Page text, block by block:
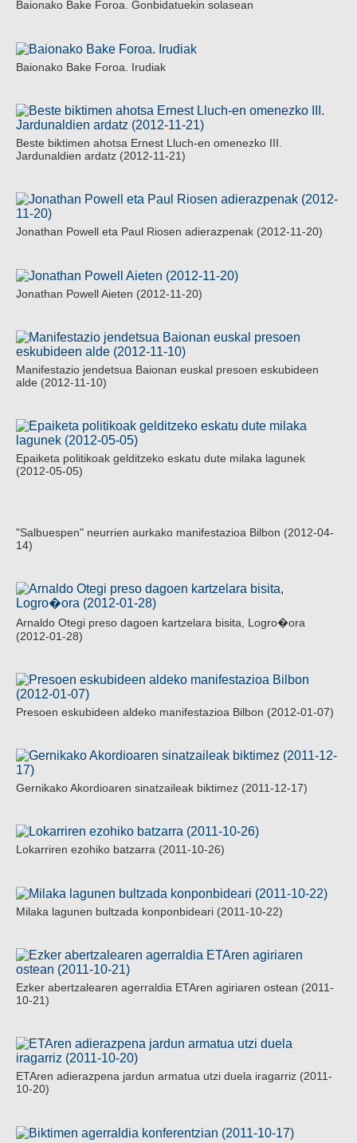
Baionako Bake Foroa. Gonbidatuekin solasean
Baionako Bake Foroa. Irudiak
Beste biktimen ahotsa Ernest Lluch-en omenezko III.
Jardunaldien ardatz (2012-11-21)
Jonathan Powell eta Paul Riosen adierazpenak (2012-11-20)
Jonathan Powell Aieten (2012-11-20)
Manifestazio jendetsua Baionan euskal presoen eskubideen
alde (2012-11-10)
Epaiketa politikoak gelditzeko eskatu dute milaka lagunek
(2012-05-05)
"Salbuespen" neurrien aurkako manifestazioa Bilbon (2012-04-
14)
Arnaldo Otegi preso dagoen kartzelara bisita, Logro�ora
(2012-01-28)
Presoen eskubideen aldeko manifestazioa Bilbon (2012-01-07)
Gernikako Akordioaren sinatzaileak biktimez (2011-12-17)
Lokarriren ezohiko batzarra (2011-10-26)
Milaka lagunen bultzada konponbideari (2011-10-22)
Ezker abertzalearen agerraldia ETAren agiriaren ostean (2011-
10-21)
ETAren adierazpena jardun armatua utzi duela iragarriz (2011-
10-20)